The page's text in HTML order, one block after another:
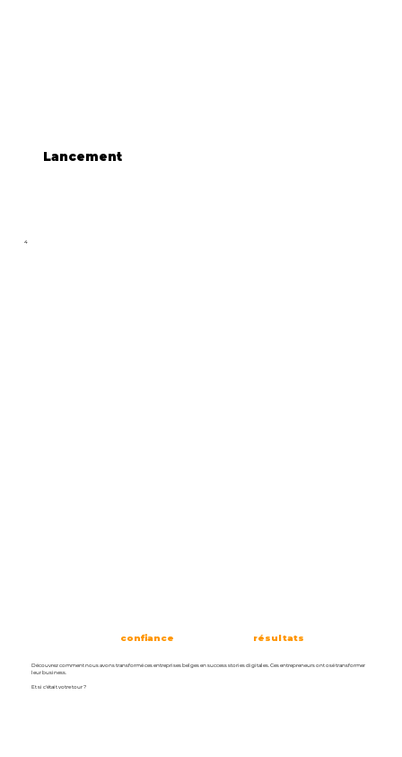
Lancement
4
confiance résultats
Découvrez comment nous avons transformé ces entreprises belges en success stories digitales. Ces entrepreneurs ont osé transformer
leur business.
Et si c'était votre tour ?